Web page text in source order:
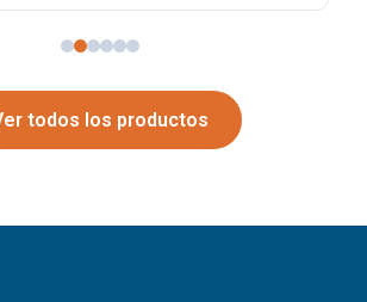
todos los productos